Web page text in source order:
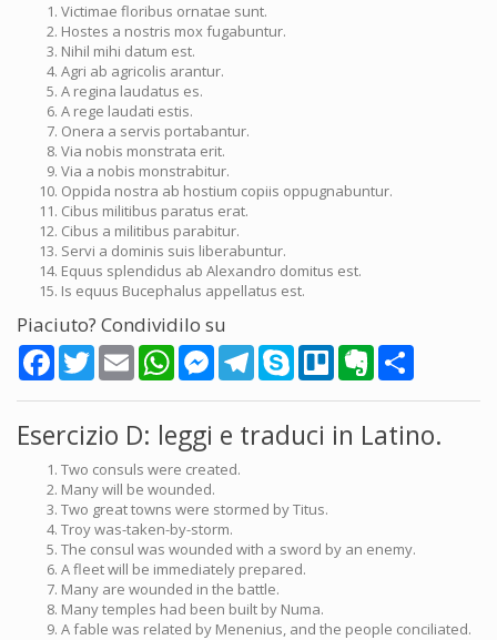
Victimae floribus ornatae sunt.
Hostes a nostris mox fugabuntur.
Nihil mihi datum est.
Agri ab agricolis arantur.
A regina laudatus es.
A rege laudati estis.
Onera a servis portabantur.
Via nobis monstrata erit.
Via a nobis monstrabitur.
Oppida nostra ab hostium copiis oppugnabuntur.
Cibus militibus paratus erat.
Cibus a militibus parabitur.
Servi a dominis suis liberabuntur.
Equus splendidus ab Alexandro domitus est.
Is equus Bucephalus appellatus est.
Piaciuto? Condividilo su
FacebookTwitterEmail WhatsAppMessengerTelegramSkype Trello Evernote
Esercizio D: leggi e traduci in Latino.
Two consuls were created.
Many will be wounded.
Two great towns were stormed by Titus.
Troy was-taken-by-storm.
The consul was wounded with a sword by an enemy.
A fleet will be immediately prepared.
Many are wounded in the battle.
Many temples had been built by Numa.
A fable was related by Menenius, and the people conciliated.